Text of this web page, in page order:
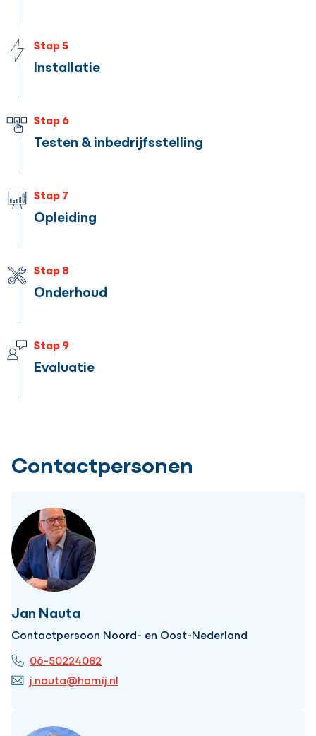
Stap 5
Installatie
Stap 6
Testen & inbedrijfsstelling
Stap 7
Opleiding
Stap 8
Onderhoud
Stap 9
Evaluatie
Contactpersonen
Jan Nauta
Contactpersoon Noord- en Oost-Nederland
06-50224082
j.nauta@homij.nl